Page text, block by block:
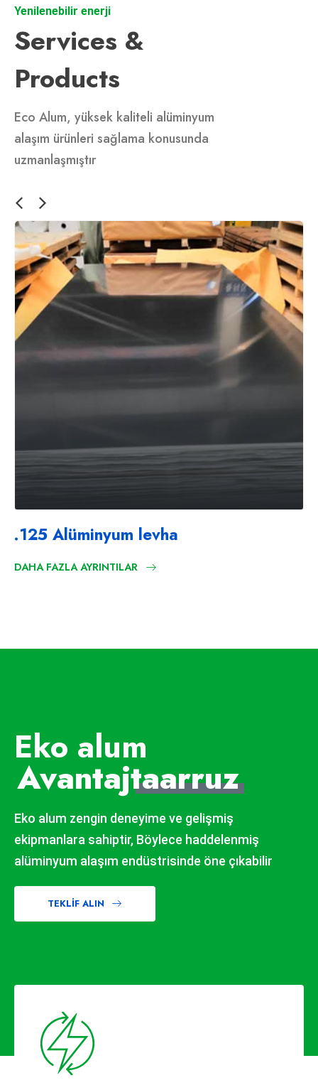
Yenilenebilir enerji
Services &
Products
Eco Alum, yüksek kaliteli alüminyum
alaşım ürünleri sağlama konusunda
uzmanlaşmıştır
.125 Alüminyum levha
DAHA FAZLA AYRINTILAR
Eko alum
Avantajtaarruz
Eko alum zengin deneyime ve gelişmiş
ekipmanlara sahiptir, Böylece haddelenmiş
alüminyum alaşım endüstrisinde öne çıkabilir
TEKLIF ALIN